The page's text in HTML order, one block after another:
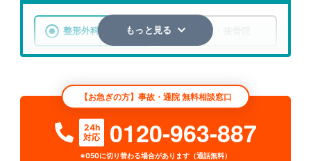
整形外科 整骨院・接骨院
検索する
詳細条件で絞り込む
もっと見る
【お急ぎの方】事故・通院 無料相談窓口
24h
対応
0120-963-887
※050に切り替わる場合があります（通話無料）